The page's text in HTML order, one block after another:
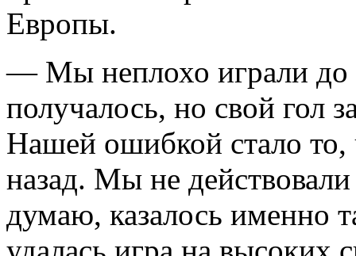
Европы.
— Мы неплохо играли до
получалось, но свой гол
Нашей ошибкой стало то,
назад. Мы не
думаю, казалось именно